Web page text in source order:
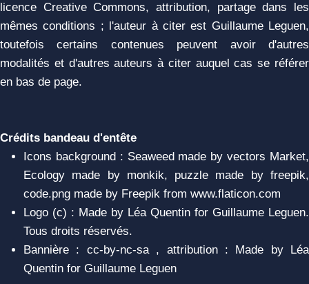
licence Creative Commons, attribution, partage dans les
mêmes conditions ; l'auteur à citer est Guillaume Leguen,
toutefois certains contenues peuvent avoir d'autres
modalités et d'autres auteurs à citer auquel cas se référer
en bas de page.
Crédits bandeau d'entête
Icons background : Seaweed made by vectors Market,
Ecology made by monkik, puzzle made by freepik,
code.png made by Freepik from www.flaticon.com
Logo (c) : Made by Léa Quentin for Guillaume Leguen.
Tous droits réservés.
Bannière : cc-by-nc-sa , attribution : Made by Léa
Quentin for Guillaume Leguen